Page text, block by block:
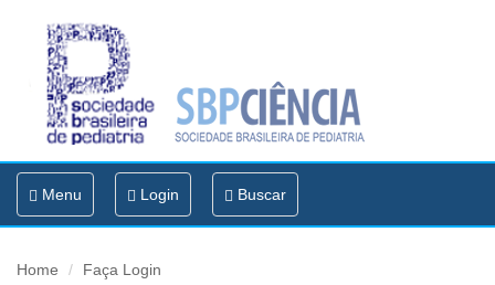
Toggle
navigation
Menu Login Buscar
Home Faça Login